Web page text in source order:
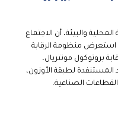
والبيئة، أن الاجتماع
الثاني للجنة الوطنية للأوزون لعام 2026 استعرض منظومة الرقابة
بروتوكول مونتريال،
المستنفدة لطبقة الأوزون،
القطاعات الصناعية.